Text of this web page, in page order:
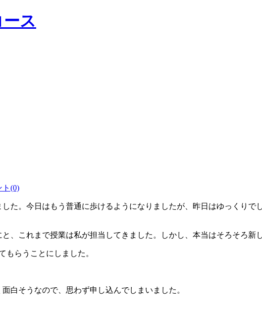
ト(0)
た。今日はもう普通に歩けるようになりましたが、昨日はゆっくり
、これまで授業は私が担当してきました。しかし、本当はそろそろ新
もらうことにしました。
白そうなので、思わず申し込んでしまいました。